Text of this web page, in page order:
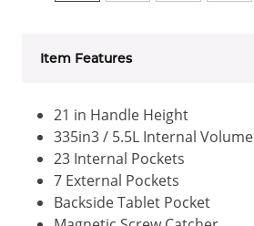
Item Features
21 in Handle Height
335in3 / 5.5L Internal Volume
23 Internal Pockets
7 External Pockets
Backside Tablet Pocket